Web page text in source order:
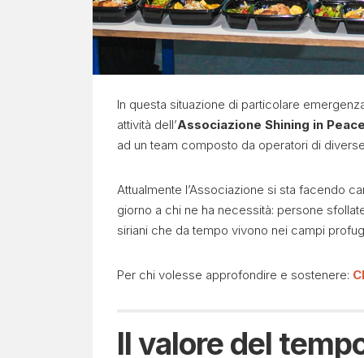
In questa situazione di particolare
attività dell’Associazione Shining in Peace
ad un team composto da operatori di
Attualmente l’Associazione si sta facendo
giorno a chi ne ha necessità: persone
siriani che da tempo vivono nei campi
Per chi volesse approfondire e sostenere:
Il valore del